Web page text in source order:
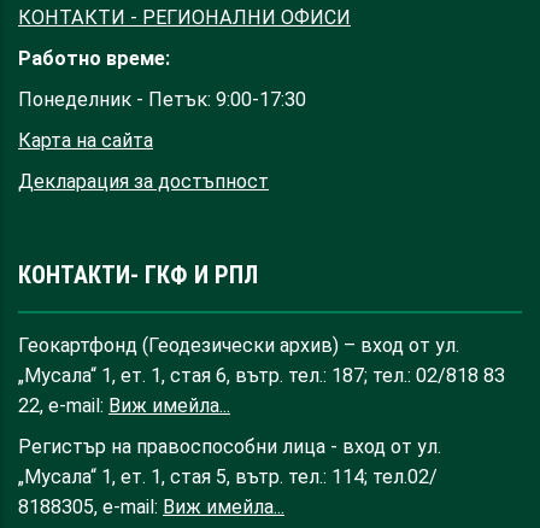
КОНТАКТИ - РЕГИОНАЛНИ ОФИСИ
Работно време:
Понеделник - Петък: 9:00-17:30
Карта на сайта
Декларация за достъпност
КОНТАКТИ- ГКФ И РПЛ
Геокартфонд (Геодезически архив) – вход от ул.
„Мусала“ 1, ет. 1, стая 6, вътр. тел.: 187; тел.: 02/818 83
22, e-mail: Виж имейла...
Регистър на правоспособни лица - вход от ул.
„Мусала“ 1, ет. 1, стая 5, вътр. тел.: 114; тел.02/
8188305, e-mail: Виж имейла...